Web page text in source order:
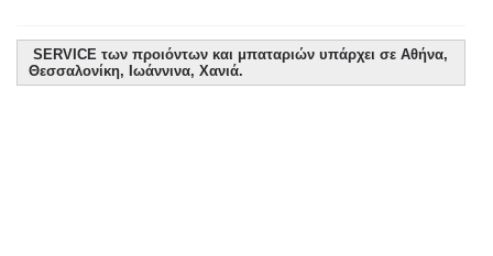
SERVICE των προιόντων και μπαταριών υπάρχει σε Αθήνα,
Θεσσαλονίκη, Ιωάννινα, Χανιά.